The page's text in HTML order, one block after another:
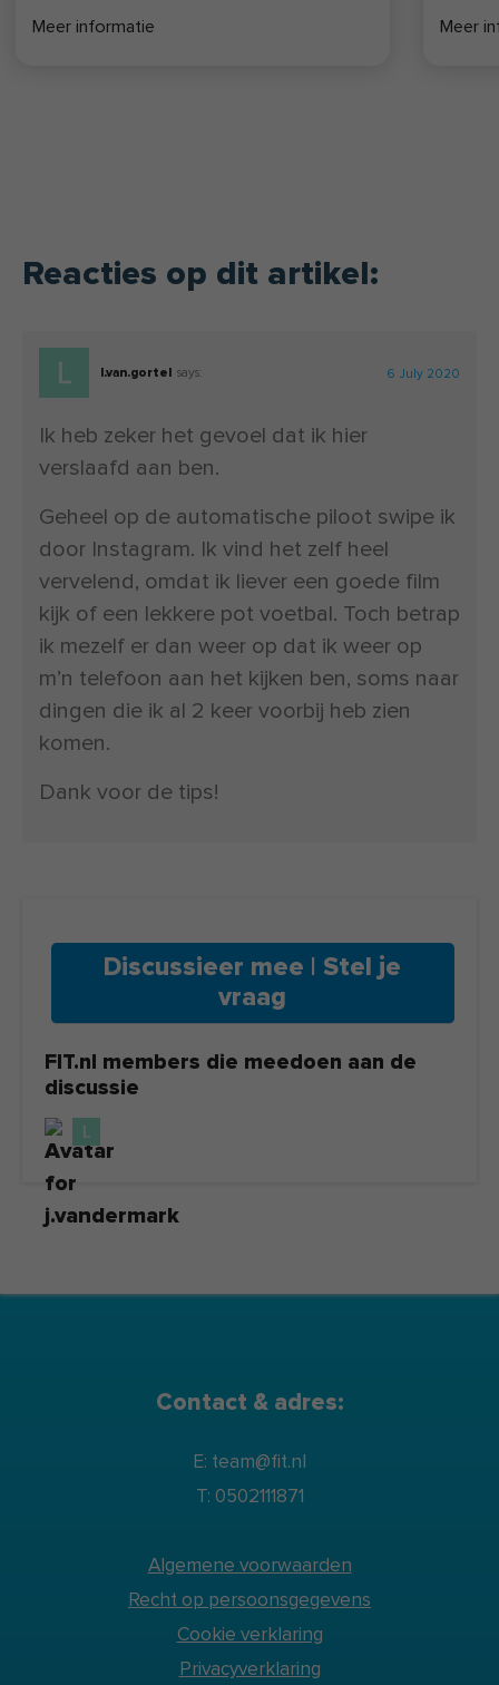
evidencebased leefstijlinterventies.
Meer informatie Meer
Reacties op dit artikel:
l.van.gortel says: 6 July 2020
Ik heb zeker het gevoel dat ik hier
verslaafd aan ben.
Geheel op de automatische piloot swipe ik
door Instagram. Ik vind het zelf heel
vervelend, omdat ik liever een goede film
kijk of een lekkere pot voetbal. Toch betrap
ik mezelf er dan weer op dat ik weer op
m’n telefoon aan het kijken ben, soms naar
dingen die ik al 2 keer voorbij heb zien
komen.
Dank voor de tips!
Discussieer mee | Stel je
vraag
FIT.nl members die meedoen aan de
discussie
Contact & adres:
E: team@fit.nl
T: 0502111871
Algemene voorwaarden
Recht op persoonsgegevens
Cookie verklaring
Privacyverklaring